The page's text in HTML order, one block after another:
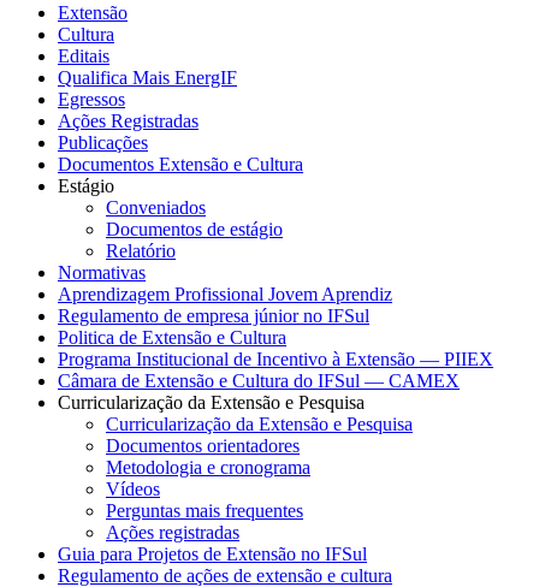
Extensão
Cultura
Editais
Qualifica Mais EnergIF
Egressos
Ações Registradas
Publicações
Documentos Extensão e Cultura
Estágio
Conveniados
Documentos de estágio
Relatório
Normativas
Aprendizagem Profissional Jovem Aprendiz
Regulamento de empresa júnior no IFSul
Politica de Extensão e Cultura
Programa Institucional de Incentivo à Extensão — PIIEX
Câmara de Extensão e Cultura do IFSul — CAMEX
Curricularização da Extensão e Pesquisa
Curricularização da Extensão e Pesquisa
Documentos orientadores
Metodologia e cronograma
Vídeos
Perguntas mais frequentes
Ações registradas
Guia para Projetos de Extensão no IFSul
Regulamento de ações de extensão e cultura